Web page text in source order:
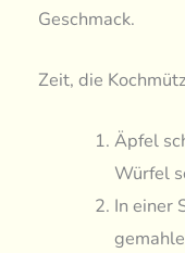
Geschmack.
Zeit, die
Äpfel
Würfel
In einer